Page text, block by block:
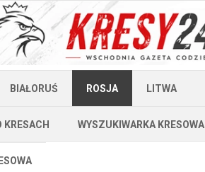
BIAŁORUŚ ROSJA LITWA
KRESACH WYSZUKIWARKA KRESOWA